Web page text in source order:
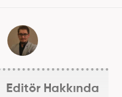
Editör Hakkında